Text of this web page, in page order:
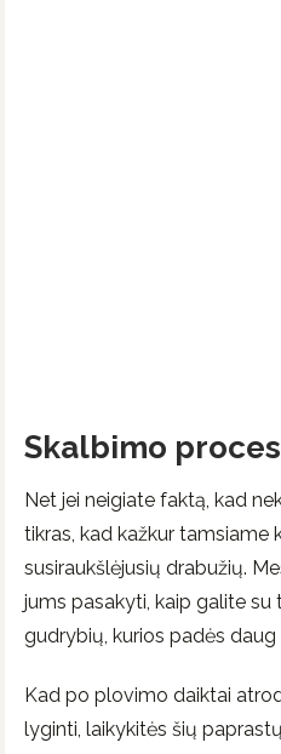
Skalbimo
Net jei neigiate faktą, kad
tikras, kad kažkur tamsiame
susiraukšlėjusių drabužių.
jums pasakyti, kaip galite su
gudrybių, kurios padės daug
Kad po plovimo daiktai
lyginti, laikykitės šių